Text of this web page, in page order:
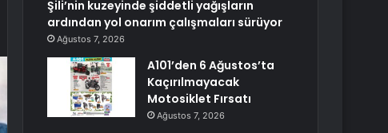
Şili’nin kuzeyinde şiddetli yağışların
ardından yol onarım çalışmaları sürüyor
Ağustos 7, 2026
A101’den 6 Ağustos’ta
Kaçırılmayacak
Motosiklet Fırsatı
Ağustos 7, 2026